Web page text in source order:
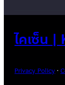
ไคเซ็น
Privacy Policy ·